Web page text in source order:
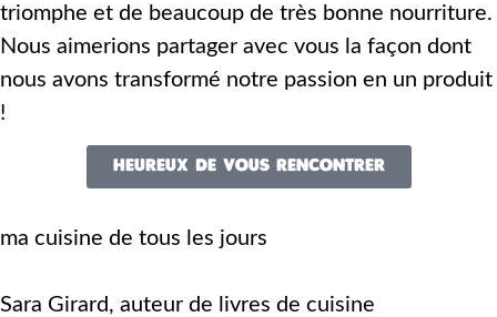
triomphe et de beaucoup de très bonne nourriture.
Nous aimerions partager avec vous la façon dont
nous avons transformé notre passion en un produit
!
HEUREUX DE VOUS RENCONTRER
ma cuisine de tous les jours
Sara Girard, auteur de livres de cuisine